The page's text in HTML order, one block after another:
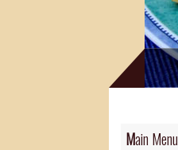
Main Menu